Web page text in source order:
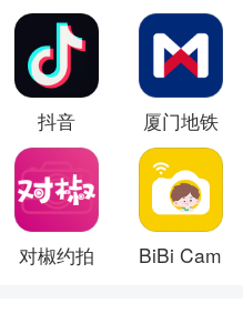
抖音 厦门地铁
对椒约拍 BiBi Cam